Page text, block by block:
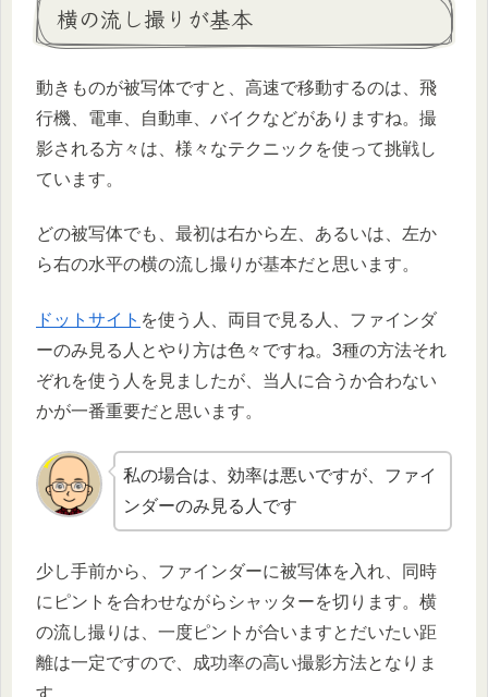
横の流し撮りが基本
動きものが被写体ですと、高速で移動するのは、飛
行機、電車、自動車、バイクなどがありますね。撮
影される方々は、様々なテクニックを使って挑戦し
ています。
どの被写体でも、最初は右から左、あるいは、左か
ら右の水平の横の流し撮りが基本だと思います。
ドットサイト を使う人、両目で見る人、ファインダ
ーのみ見る人とやり方は色々ですね。3種の方法それ
ぞれを使う人を見ましたが、当人に合うか合わない
かが一番重要だと思います。
私の場合は、効率は悪いですが、ファイ
ンダーのみ見る人です
少し手前から、ファインダーに被写体を入れ、同時
にピントを合わせながらシャッターを切ります。横
の流し撮りは、一度ピントが合いますとだいたい距
離は一定ですので、成功率の高い撮影方法となりま
す。